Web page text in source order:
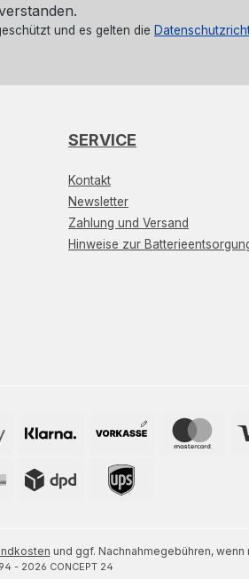
und es gelten die
SERVICE
Kontakt
Newsletter
Zahlung und Versand
Hinweise zur
und ggf. Nachnahmegebühren,
- 2026 CONCEPT 24